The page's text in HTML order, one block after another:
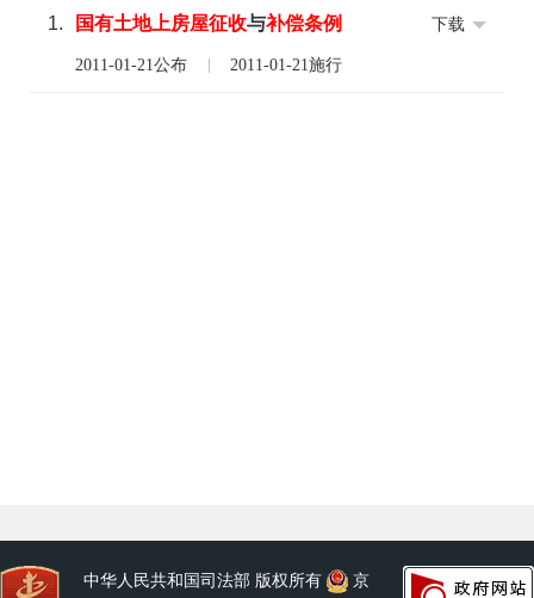
1. 国有土地上房屋征收与补偿条例
2011-01-21公布 2011-01-21施行
下载
中华人民共和国司法部 版权所有
京